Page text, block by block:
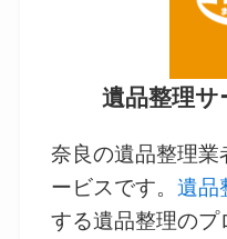
遺品整理
奈良の遺品整理業
ービスです。遺品
する遺品整理のプ